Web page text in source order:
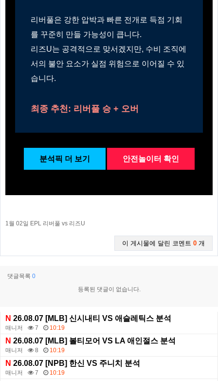
리버풀은 강한 압박과 빠른 전개로 득점 기회
를 꾸준히 만들 가능성이 큽니다.
리즈U는 공격적으로 맞서겠지만, 수비 조직에
서의 불안 요소가 실점 위험으로 이어질 수 있
습니다.
최종 추천: 리버풀 승 + 오버
분석픽 더 보기 안전놀이터 확인
1월 02일 EPL 리버풀 vs 리즈U
이 게시물에 달린 코멘트 0 개
댓글목록 0
등록된 댓글이 없습니다.
N 26.08.07 [MLB] 신시내티 VS 애슬레틱스 분석
매니저 7 10:19
N 26.08.07 [MLB] 볼티모어 VS LA 애인절스 분석
매니저 8 10:19
N 26.08.07 [NPB] 한신 VS 주니치 분석
매니저 7 10:19